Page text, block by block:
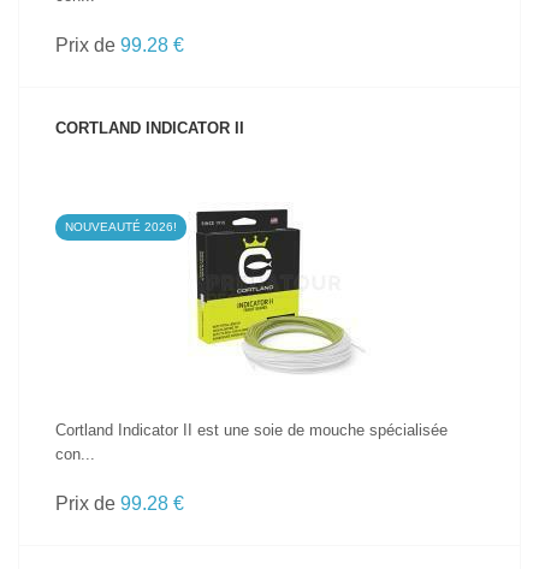
Prix de 99.28 €
CORTLAND INDICATOR II
NOUVEAUTÉ 2026!
VOIR LE PRODUIT
Cortland Indicator II est une soie de mouche spécialisée
con...
Prix de 99.28 €